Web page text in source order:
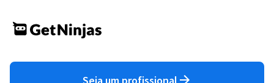
Seja um profissional